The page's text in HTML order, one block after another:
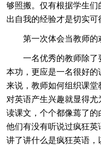
够照搬。仅有根据学生
出自我的经验才是切实可
第一次体会当教师的
一名优秀的教师除
本功，更应是一名很好
来说，教师如何组织课
对英语产生兴趣就显得
读课文，个个都像蔫了
他们有没有听说过疯狂
讲了讲什么是疯狂英语